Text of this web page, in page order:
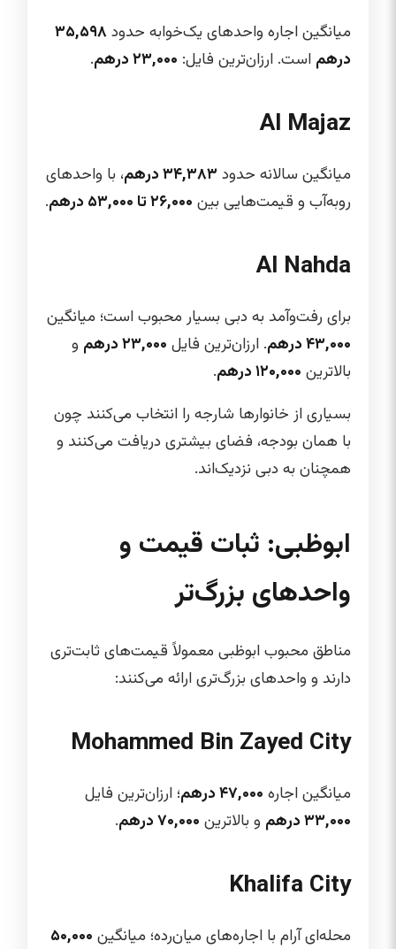
میانگین اجاره واحدهای یک‌خوابه حدود۳۵,۵۹۸
درهم است. ارزان‌ترین فایل: ۲۳,۰۰۰ درهم .
Al Majaz
میانگین سالانه حدود۳۴,۳۸۳ درهم
، با واحدهای
روبه‌آب و قیمت‌هایی بین ۲۶,۰۰۰ تا ۵۳,۰۰۰ درهم .
Al Nahda
برای رفت‌وآمد به دبی بسیار محبوب است؛ میانگین
۴۳,۰۰۰ درهم
. ارزان‌ترین فایل ۲۳,۰۰۰ درهم
و
بالاترین ۱۲۰,۰۰۰ درهم
.
بسیاری از خانوارها شارجه را انتخاب می‌کنند چون
با همان بودجه، فضای بیشتری دریافت می‌کنند و
همچنان به دبی نزدیک‌اند.
ابوظبی: ثبات قیمت و
واحدهای بزرگ‌تر
مناطق محبوب ابوظبی معمولاً قیمت‌های ثابت‌تری
دارند و واحدهای بزرگ‌تری ارائه می‌کنند:
Mohammed Bin Zayed City
میانگین اجاره ۴۷,۰۰۰ درهم
؛ ارزان‌ترین فایل
۳۳,۰۰۰ درهم
و بالاترین ۷۰,۰۰۰ درهم .
Khalifa City
محله‌ای آرام با اجاره‌های میان‌رده؛ میانگین ۵۰,۰۰۰